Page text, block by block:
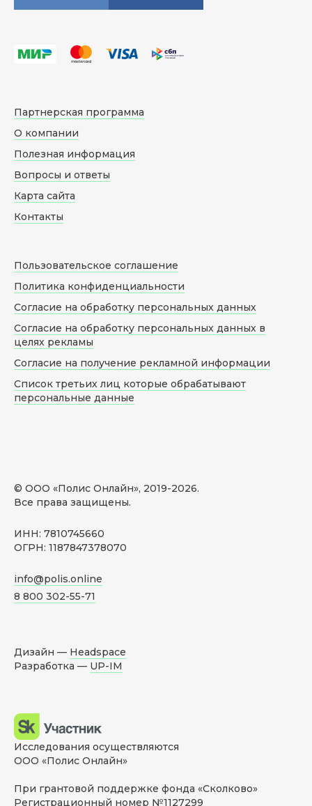
© ООО «Полис Онлайн», 2019-2026.
Все права защищены.
ИНН: 7810745660
ОГРН: 1187847378070
info@polis.online
8 800 302-55-71
Партнерская программа
О компании
Полезная информация
Вопросы и ответы
Карта сайта
Контакты
Пользовательское соглашение
Политика конфиденциальности
Согласие на обработку персональных данных
Согласие на обработку персональных данных в
целях рекламы
Согласие на получение рекламной информации
Список третьих лиц которые обрабатывают
персональные данные
Дизайн — Headspace
Разработка — UP-IM
Исследования осуществляются
ООО «Полис Онлайн»
При грантовой поддержке фонда «Сколково»
Регистрационный номер №1127299